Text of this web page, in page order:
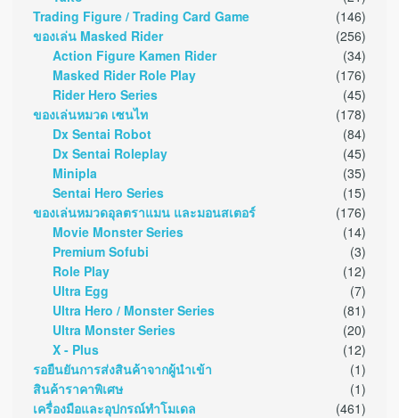
Trading Figure / Trading Card Game
(146)
ของเล่น Masked Rider
(256)
Action Figure Kamen Rider
(34)
Masked Rider Role Play
(176)
Rider Hero Series
(45)
ของเล่นหมวด เซนไท
(178)
Dx Sentai Robot
(84)
Dx Sentai Roleplay
(45)
Minipla
(35)
Sentai Hero Series
(15)
ของเล่นหมวดอุลตราแมน และมอนสเตอร์
(176)
Movie Monster Series
(14)
Premium Sofubi
(3)
Role Play
(12)
Ultra Egg
(7)
Ultra Hero / Monster Series
(81)
Ultra Monster Series
(20)
X - Plus
(12)
รอยืนยันการส่งสินค้าจากผู้นำเข้า
(1)
สินค้าราคาพิเศษ
(1)
เครื่องมือและอุปกรณ์ทำโมเดล
(461)